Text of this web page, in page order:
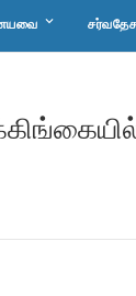
keyboard_arrow_down